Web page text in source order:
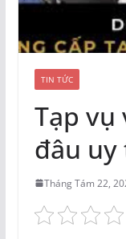
TIN TỨC
Tạp vụ
đâu uy
Tháng Tám 22,